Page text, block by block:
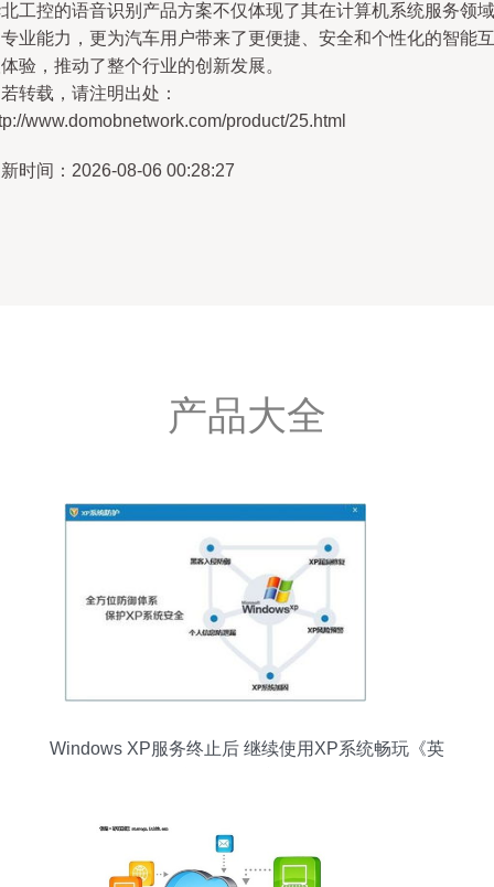
工控的语音识别产品方案不仅体现了其在计算机系统服务领域
业能力，更为汽车用户带来了更便捷、安全和个性化的智能互
验，推动了整个行业的创新发展。
转载，请注明出处：
www.domobnetwork.com/product/25.html
时间：2026-08-06 00:28:27
产品大全
Windows XP服务终止后 继续使用XP系统畅玩《英